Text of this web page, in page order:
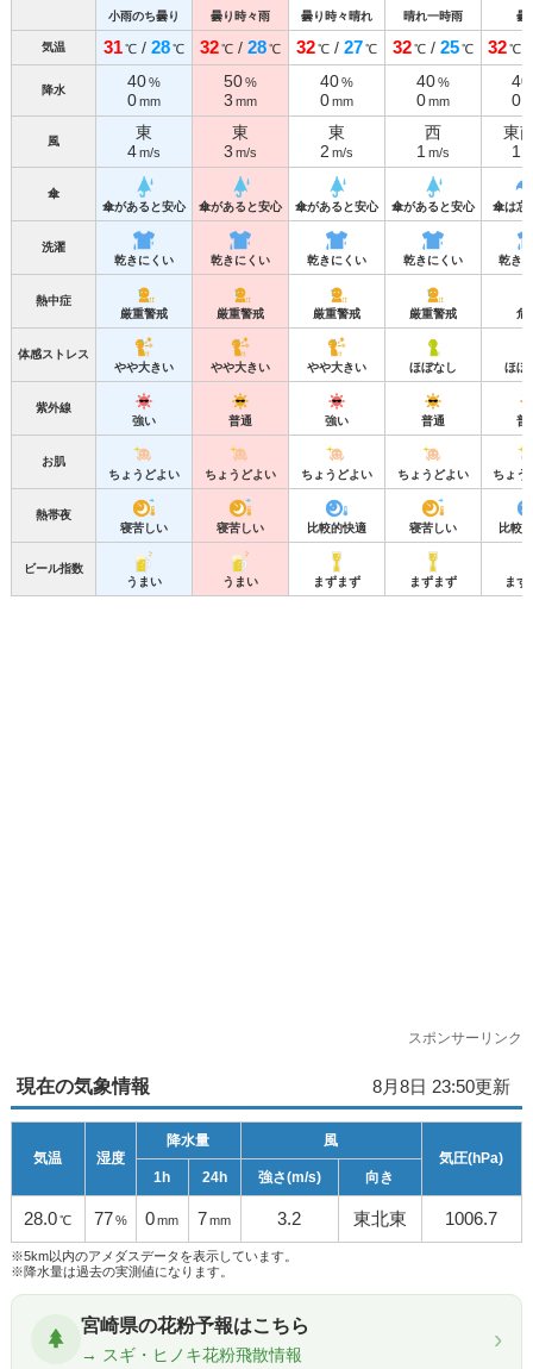
小雨のち曇り 曇り時々雨 曇り時々晴れ 晴れ一時雨 曇
気温 31℃/ 28℃ 32℃/ 28℃ 32℃/ 27℃ 32℃/ 25℃ 32℃
降水 40%
0mm
50%
3 mm
40%
0mm
40%
0mm
40
0
風
東
4m/s
東
3 m/s
東
2 m/s
西
1 m/s
東
1
傘
傘があると安心
傘があると安心 傘があると安心 傘があると安心 傘は忘
洗濯
乾きにくい
乾きにくい 乾きにくい 乾きにくい 乾き
熱中症
厳重警戒
厳重警戒 厳重警戒 厳重警戒 危
体感ストレス
やや大きい
やや大きい やや大きい ほぼなし ほぼ
紫外線
強い
普通 強い 普通 普
お肌
ちょうどよい
ちょうどよい ちょうどよい ちょうどよい ちょう
熱帯夜
寝苦しい
寝苦しい 比較的快適 寝苦しい 比較
ビール指数
うまい
うまい まずまず まずまず まず
スポンサーリンク
現在の気象情報 8月8日 23:50更新
気温 湿度
降水量
風
気圧(hPa)
1h
24h 強さ(m/s) 向き
28.0 ℃ 77% 0 mm 7 mm 3.2 東北東 1006.7
※5km以内のアメダスデータを表示しています。
※降水量は過去の実測値になります。
宮崎県の花粉予報はこちら
→ スギ・ヒノキ花粉飛散情報
›